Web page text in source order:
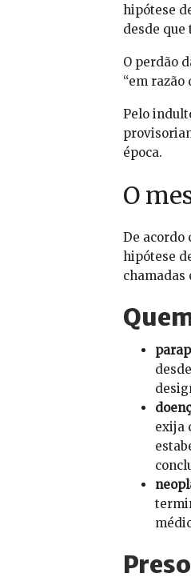
hipótese
desde que
O perdão
“em razão
Pelo
época.
O
De acordo
hipótese
chamadas
exija